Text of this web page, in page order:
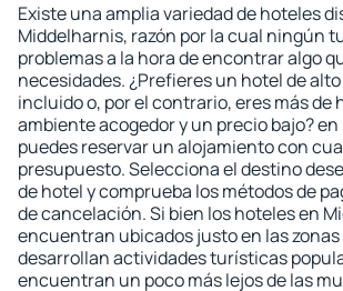
Existe una amplia variedad de hoteles
Middelharnis, razón por la cual ningún
problemas a la hora de encontrar algo
necesidades. ¿Prefieres un hotel de
incluido o, por el contrario, eres más de
ambiente acogedor y un precio bajo?
puedes reservar un alojamiento con
presupuesto. Selecciona el destino
de hotel y comprueba los métodos de
de cancelación. Si bien los hoteles en
encuentran ubicados justo en las zonas
desarrollan actividades turísticas
encuentran un poco más lejos de las